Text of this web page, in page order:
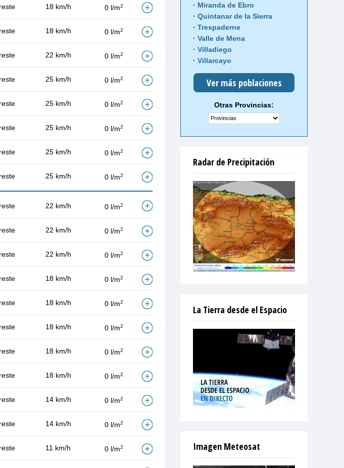
18 km/h 0 l/m2
18 km/h 0 l/m2
22 km/h 0 l/m2
25 km/h 0 l/m2
25 km/h 0 l/m2
25 km/h 0 l/m2
25 km/h 0 l/m2
25 km/h 0 l/m2
22 km/h 0 l/m2
22 km/h 0 l/m2
22 km/h 0 l/m2
18 km/h 0 l/m2
18 km/h 0 l/m2
18 km/h 0 l/m2
18 km/h 0 l/m2
18 km/h 0 l/m2
14 km/h 0 l/m2
14 km/h 0 l/m2
11 km/h 0 l/m2
Miranda de Ebro
Quintanar de la Sierra
Trespaderne
Valle de Mena
Villadiego
Villarcayo
Ver más poblaciones
Otras Provincias:
Radar de Precipitación
La Tierra desde el Espacio
Imagen Meteosat